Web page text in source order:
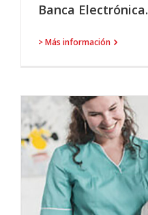
Banca Electrónica.
> Más información